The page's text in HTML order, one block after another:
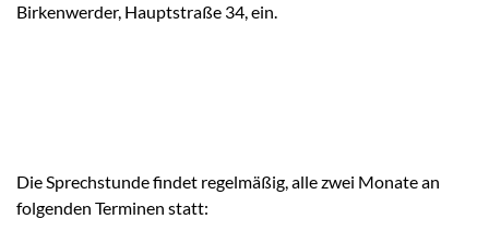
Birkenwerder, Hauptstraße 34, ein.
Die Sprechstunde findet regelmäßig, alle zwei Monate an
folgenden Terminen statt: